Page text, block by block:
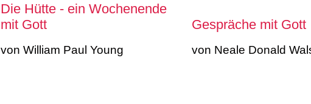
Die Hütte - ein Wochenende
mit Gott
von William Paul Young
Gespräche mit Gott
von Neale Donald